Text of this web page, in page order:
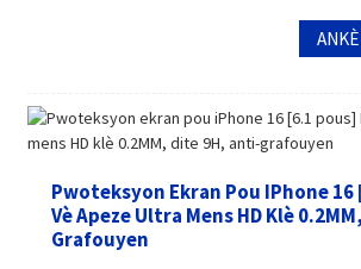
Pwoteksyon Ekran Pou IPhone 16
Vè Apeze Ultra Mens HD Klè
Grafouyen